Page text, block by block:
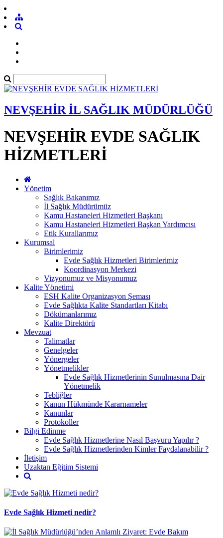
NEVŞEHİR İL SAĞLIK MÜDÜRLÜĞÜ
NEVŞEHİR EVDE SAĞLIK
HİZMETLERİ
Yönetim
Sağlık Bakanımız
İl Sağlık Müdürümüz
Kamu Hastaneleri Hizmetleri Başkanı
Kamu Hastaneleri Hizmetleri Başkan Yardımcısı
Etik Kurallarımız
Kurumsal
Birimlerimiz
Evde Sağlık Hizmetleri Birimlerimiz
Koordinasyon Merkezi
Vizyonumuz ve Misyonumuz
Kalite Yönetimi
ESH Kalite Organizasyon Şeması
Evde Sağlıkta Kalite Standartları Kitabı
Dökümanlarımız
Kalite Direktörü
Mevzuat
Talimatlar
Genelgeler
Yönergeler
Yönetmelikler
Evde Sağlık Hizmetlerinin Sunulmasına Dair
Yönetmelik
Tebliğler
Kanun Hükmünde Kararnameler
Kanunlar
Protokoller
Bilgi Edinme
Evde Sağlık Hizmetlerine Nasıl Başvuru Yapılır ?
Evde Sağlık Hizmetlerinden Kimler Faydalanabilir ?
İletişim
Uzaktan Eğitim Sistemi
Evde Sağlık Hizmeti nedir?